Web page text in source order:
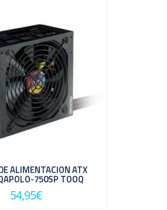
ALIMENTACION ATX
750SP TOOQ
54,95€